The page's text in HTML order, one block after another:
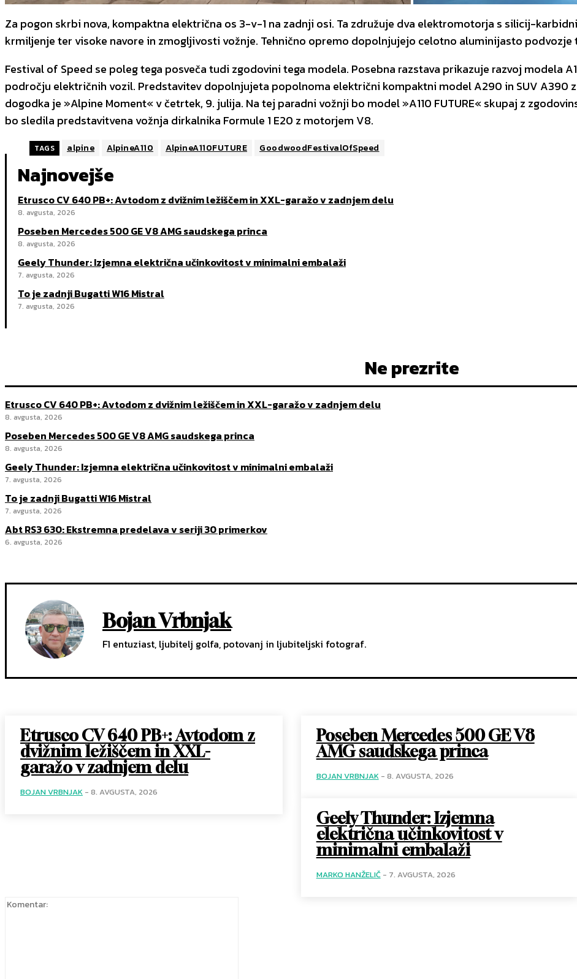
Za pogon skrbi nova, kompaktna električna os 3-v-1 na zadnji osi. Ta združuje dva elektromotorja s silicij-
krmiljenje ter visoke navore in zmogljivosti vožnje. Tehnično opremo dopolnjujejo celotno aluminijasto
Festival of Speed se poleg tega posveča tudi zgodovini tega modela. Posebna razstava prikazuje razvoj modela
področju električnih vozil. Predstavitev dopolnjujeta popolnoma električni kompaktni model A290 in SUV A390
dogodka je »Alpine Moment« v četrtek, 9. julija. Na tej paradni vožnji bo model »A110 FUTURE« skupaj z
bo sledila predstavitvena vožnja dirkalnika Formule 1 E20 z motorjem V8.
TAGS alpine AlpineA110 AlpineA110FUTURE GoodwoodFestivalOfSpeed
Najnovejše
Etrusco CV 640 PB+: Avtodom z dvižnim ležiščem in XXL-garažo v zadnjem delu
8. avgusta, 2026
Poseben Mercedes 500 GE V8 AMG saudskega princa
8. avgusta, 2026
Geely Thunder: Izjemna električna učinkovitost v minimalni embalaži
7. avgusta, 2026
To je zadnji Bugatti W16 Mistral
7. avgusta, 2026
Ne prezrite
Etrusco CV 640 PB+: Avtodom z dvižnim ležiščem in XXL-garažo v zadnjem delu
8. avgusta, 2026
Poseben Mercedes 500 GE V8 AMG saudskega princa
8. avgusta, 2026
Geely Thunder: Izjemna električna učinkovitost v minimalni embalaži
7. avgusta, 2026
To je zadnji Bugatti W16 Mistral
7. avgusta, 2026
Abt RS3 630: Ekstremna predelava v seriji 30 primerkov
6. avgusta, 2026
Bojan Vrbnjak
F1 entuziast, ljubitelj golfa, potovanj in ljubiteljski fotograf.
Etrusco CV 640 PB+: Avtodom z
dvižnim ležiščem in XXL-
garažo v zadnjem delu
BOJAN VRBNJAK - 8. AVGUSTA, 2026
Poseben Mercedes 500 GE V8
AMG saudskega princa
BOJAN VRBNJAK - 8. AVGUSTA, 2026
Geely Thunder: Izjemna
električna učinkovitost v
minimalni embalaži
MARKO HANŽELIČ - 7. AVGUSTA, 2026